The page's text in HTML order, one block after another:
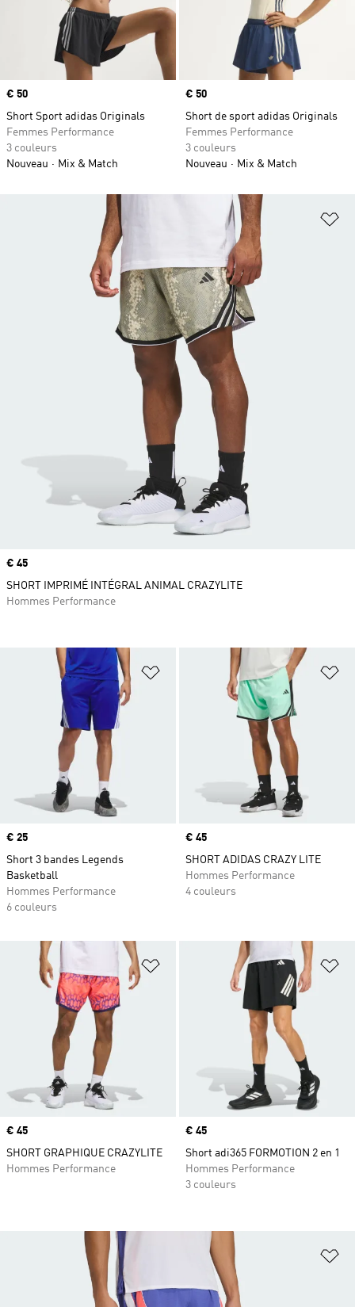
Prix
€ 50
Short Sport adidas Originals
Femmes Performance
3 couleurs
Nouveau
Mix & Match
Prix
€ 50
Short de sport adidas Originals
Femmes Performance
3 couleurs
Nouveau
Mix & Match
Ajouter à la Liste de produits
Prix
€ 25
Short 3 bandes Legends
Basketball
Hommes Performance
6 couleurs
Prix
€ 45
SHORT ADIDAS CRAZY LITE
Hommes Performance
4 couleurs
Ajouter à la Liste de produits
Prix
€ 45
SHORT GRAPHIQUE CRAZYLITE
Hommes Performance
Prix
€ 45
Short adi365 FORMOTION 2 en 1
Hommes Performance
3 couleurs
Prix
€ 45
SHORT IMPRIMÉ INTÉGRAL ANIMAL CRAZYLITE
Hommes Performance